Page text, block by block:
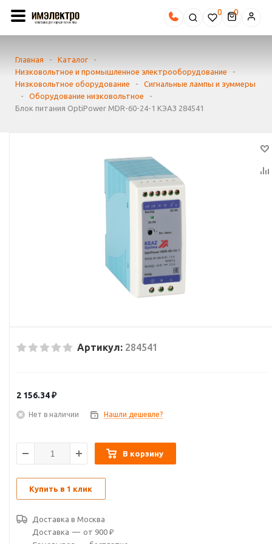
0
Главная - Каталог
-
Низковольтное и промышленное электрооборудование
-
Низковольтное оборудование
-
Сигнальные лампы и зуммеры
-
Оборудование низковольтное
-
Блок питания OptiPower MDR-60-24-1 КЭАЗ 284541
Артикул: 284541
2 156.34₽
Нет в наличии Нашли дешевле?
В корзину
Купить в 1 клик
Доставка в Москва
Доставка — от 900 ₽